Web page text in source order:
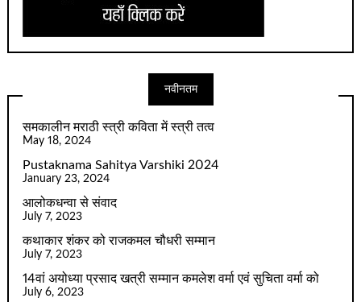
नवीनतम
समकालीन मराठी स्त्री कविता में स्त्री तत्व
May 18, 2024
Pustaknama Sahitya Varshiki 2024
January 23, 2024
आलोकधन्वा से संवाद
July 7, 2023
कथाकार शंकर को राजकमल चौधरी सम्मान
July 7, 2023
14वां अयोध्या प्रसाद खत्री सम्मान कमलेश वर्मा एवं सुचिता वर्मा को
July 6, 2023